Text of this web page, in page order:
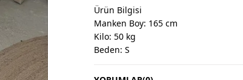
Ürün Bilgisi
Manken Boy: 165 cm
Kilo: 50 kg
Beden: S